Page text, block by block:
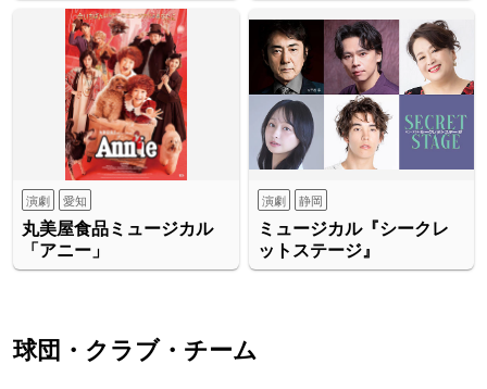
丸美屋食品ミュージカル
「アニー」
演劇 愛知
ミュージカル『シークレ
ットステージ』
演劇 静岡
球団・クラブ・チーム